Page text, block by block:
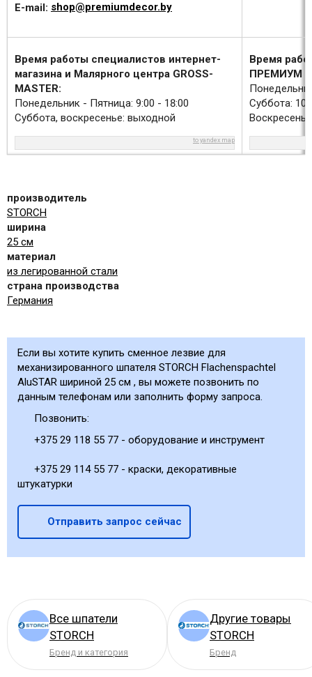
E-mail: shop@premiumdecor.by
Время работы специалистов интернет-
магазина и Малярного центра GROSS-
MASTER:
Понедельник - Пятница: 9:00 - 18:00
Суббота, воскресенье: выходной
to yandex map
Время
ПРЕМИУМ
Суббота:
производитель
STORCH
ширина
25 см
материал
из легированной стали
страна производства
Германия
Если вы хотите купить сменное лезвие для
механизированного шпателя STORCH Flachenspachtel
AluSTAR шириной 25 см , вы можете позвонить по
данным телефонам или заполнить форму запроса.
Позвонить:
+375 29 118 55 77 - оборудование и инструмент
+375 29 114 55 77 - краски, декоративные
штукатурки
Отправить запрос сейчас
Все шпатели
STORCH
Бренд и категория
Другие товары
STORCH
Бренд